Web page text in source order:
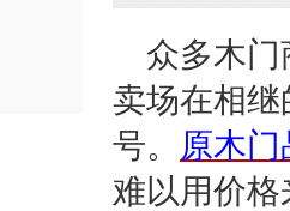
众多木门
卖场在相
号。 原木门
难以用价